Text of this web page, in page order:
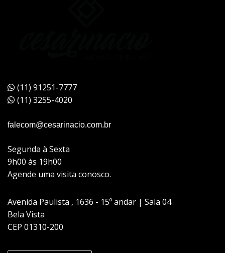
(11) 91251-7777
(11) 3255-4020
falecom@cesarinacio.com.br
Segunda à Sexta
9h00 às 19h00
Agende uma visita conosco.
Avenida Paulista , 1636 - 15º andar | Sala 04
Bela Vista
CEP 01310-200